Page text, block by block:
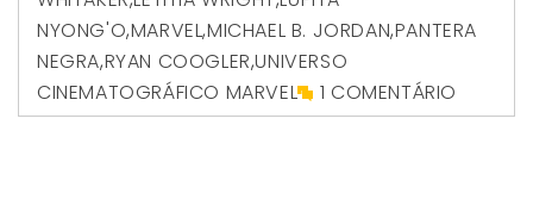
NYONG'O,MARVEL,MICHAEL B. JORDAN,PANTERA
NEGRA,RYAN COOGLER,UNIVERSO
CINEMATOGRÁFICO MARVEL
1 COMENTÁRIO